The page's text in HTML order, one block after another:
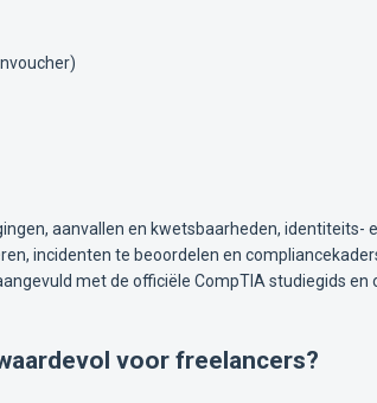
aanvallen en kwetsbaarheden,
incidenten te beoordelen en
met de officiële CompTIA studiegids
voor freelancers?